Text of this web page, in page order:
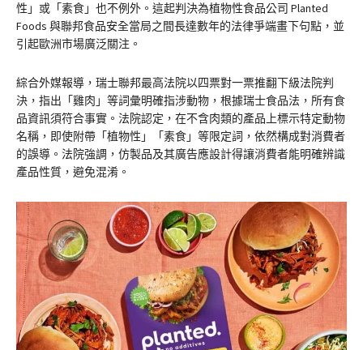
性」或「素食」也不例外。這起判決為植物性食品公司 Planted
Foods 與聯邦食品安全當局之間長達數年的法律爭端畫下句點，並
引起歐洲市場廣泛關注。
綜合外媒報導，瑞士聯邦最高法院以四票對一票推翻下級法院判
決，指出「雞肉」等詞彙明確指涉動物，根據瑞士食品法，所有食
品資訊須符合事實。法院認定，在不含肉類的產品上標示特定動物
名稱，即使附帶「植物性」「素食」等限定詞，依然構成對消費者
的誤導。法院強調，仿製品及其廣告應設計得讓消費者能明確辨識
產品性質，避免混淆。